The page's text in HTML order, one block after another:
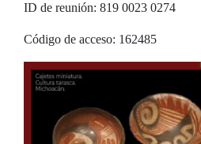
ID de reunión: 819 0023 0274
Código de acceso: 162485